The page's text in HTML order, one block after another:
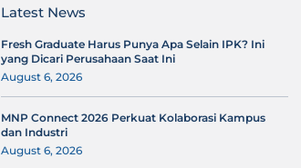
Latest News
Fresh Graduate Harus Punya Apa Selain IPK? Ini
yang Dicari Perusahaan Saat Ini
August 6, 2026
MNP Connect 2026 Perkuat Kolaborasi Kampus
dan Industri
August 6, 2026